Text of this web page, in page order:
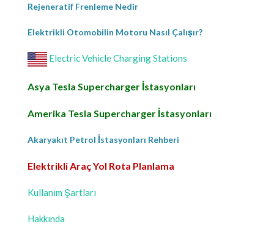
Rejeneratif Frenleme Nedir
Elektrikli Otomobilin Motoru Nasıl Çalışır?
Electric Vehicle Charging Stations
Asya Tesla Supercharger İstasyonları
Amerika Tesla Supercharger İstasyonları
Akaryakıt Petrol İstasyonları Rehberi
Elektrikli Araç Yol Rota Planlama
Kullanım Şartları
Hakkında